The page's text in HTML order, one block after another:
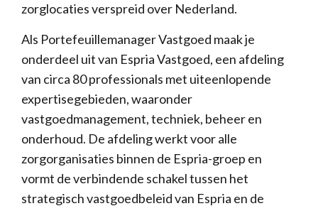
zorglocaties verspreid over Nederland.
Als Portefeuillemanager Vastgoed maak je
onderdeel uit van Espria Vastgoed, een afdeling
van circa 80 professionals met uiteenlopende
expertisegebieden, waaronder
vastgoedmanagement, techniek, beheer en
onderhoud. De afdeling werkt voor alle
zorgorganisaties binnen de Espria-groep en
vormt de verbindende schakel tussen het
strategisch vastgoedbeleid van Espria en de